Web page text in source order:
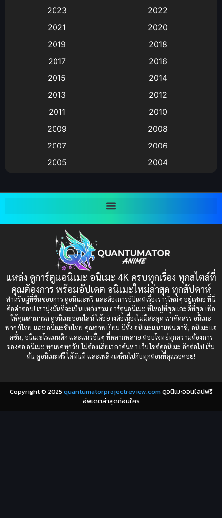
Animation การ์ตูน
Animation อนิเมะ
Animation แอนิเมชัน
(9)
Big tits (นมใหญ่)
Bitch (ผู้หญิงร่าน)
Bondage (ทาส)(1)
(1)
Censored (เซ็นเซอร์)(19)
Comedy (ตลก)(235)
Comedy (ตลก)(85)
Comic Book การ์ตูน(1)
Coming-of-Age ก้าวผ่านวัย(6)
2023
2022
2021
2020
2019
2018
2017
2016
2015
2014
2013
2012
2011
2010
2009
2008
2007
2006
2005
2004
2001
2000
1997
1993
1991
1989
1988
1987
1985
1984
1983
1982
1981
1980
1979
แหล่ง ดูการ์ตูนอนิเมะ อนิเมะ 4K ครบทุกเรื่อง ทุกสไตล์ที่
คุณต้องการ พร้อมอัปเดต อนิเมะใหม่ล่าสุด ทุกสัปดาห์
สำหรับผู้ที่ชื่นชอบการ ดูอนิเมะฟรี และต้องการอัปเดตเรื่องราวใหม่ๆ อยู่เสมอ ที่นี่
คือคำตอบ! เรามุ่งมั่นที่จะเป็นแหล่งรวม การ์ตูนอนิเมะ ที่ใหญ่ที่สุดและดีที่สุด เพื่อ
ให้คุณสามารถ ดูอนิเมะออนไลน์ ได้อย่างต่อเนื่องไม่มีสะดุด เราคัดสรร อนิเมะ
พากย์ไทย และ อนิเมะซับไทย คุณภาพเยี่ยม มีทั้ง อนิเมะแนวแฟนตาซี, อนิเมะแอ
คชั่น, อนิเมะโรแมนติก และแนวอื่นๆ ที่หลากหลาย ตอบโจทย์ทุกความต้องการ
ของคอ อนิเมะ ทุกเพศทุกวัย ไม่ต้องเสียเวลาค้นหา เว็บไซต์ดูอนิเมะ อีกต่อไป เริ่ม
ต้น ดูอนิเมะฟรี ได้ทันที และเพลิดเพลินไปกับทุกตอนที่คุณรอคอย!
Copyright © 2025 quantumatorprojectreview.comดูอนิเมะออนไลน์ฟรี
อัพเดตล่าสุดก่อนใคร